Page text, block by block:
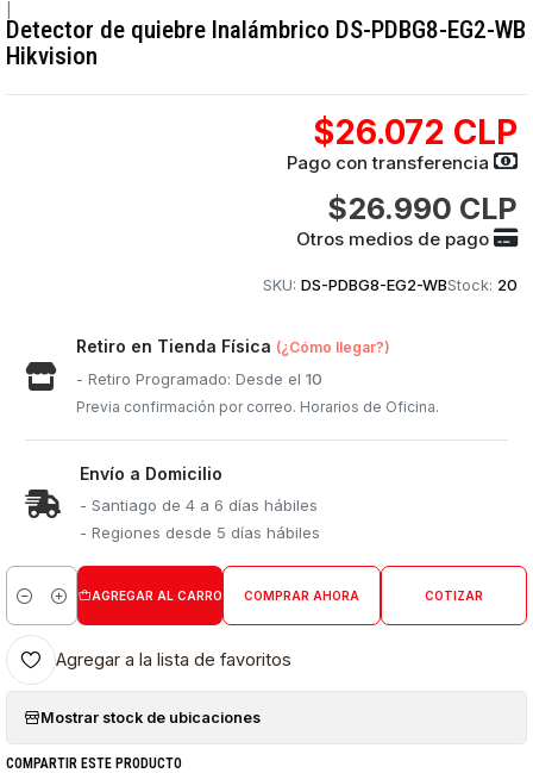
Detector de quiebre Inalámbrico DS-PDBG8-EG2-WB
Hikvision
$26.072 CLP
Pago con transferencia
$26.990 CLP
Otros medios de pago
SKU: DS-PDBG8-EG2-WBStock: 20
Retiro en Tienda Física (¿Cómo llegar?)
- Retiro Programado: Desde el10
Previa confirmación por correo. Horarios de Oficina.
Envío a Domicilio
- Santiago de 4 a 6 días hábiles
- Regiones desde 5 días hábiles
Cantidad
AGREGAR AL CARRO COMPRAR AHORA COTIZAR
Agregar a la lista de favoritos
Mostrar stock de ubicaciones
COMPARTIR ESTE PRODUCTO